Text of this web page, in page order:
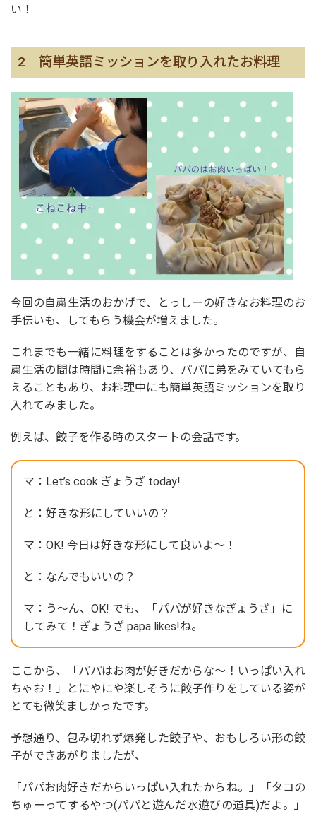
い！
2 簡単英語ミッションを取り入れたお料理
今回の自粛生活のおかげで、とっしーの好きなお料理のお
手伝いも、してもらう機会が増えました。
これまでも一緒に料理をすることは多かったのですが、自
粛生活の間は時間に余裕もあり、パパに弟をみていてもら
えることもあり、お料理中にも簡単英語ミッションを取り
入れてみました。
例えば、餃子を作る時のスタートの会話です。
マ：Let’s cook ぎょうざ today!
と：好きな形にしていいの？
マ：OK! 今日は好きな形にして良いよ～！
と：なんでもいいの？
マ：う～ん、OK! でも、「パパが好きなぎょうざ」に
してみて！ぎょうざ papa likes!ね。
ここから、「パパはお肉が好きだからな～！いっぱい入れ
ちゃお！」とにやにや楽しそうに餃子作りをしている姿が
とても微笑ましかったです。
予想通り、包み切れず爆発した餃子や、おもしろい形の餃
子ができあがりましたが、
「パパお肉好きだからいっぱい入れたからね。」「タコの
ちゅーってするやつ(パパと遊んだ水遊びの道具)だよ。」